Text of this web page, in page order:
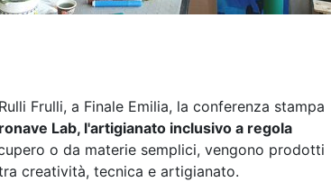
Frulli, a Finale Emilia, la conferenza stampa
Lab, l'artigianato inclusivo a regola
o da materie semplici, vengono prodotti
creatività, tecnica e artigianato.